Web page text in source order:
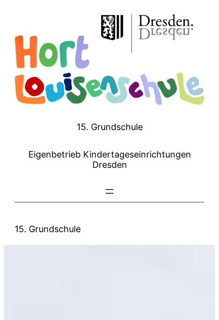
springen
15. Grundschule
Eigenbetrieb Kindertageseinrichtungen
Dresden
15. Grundschule